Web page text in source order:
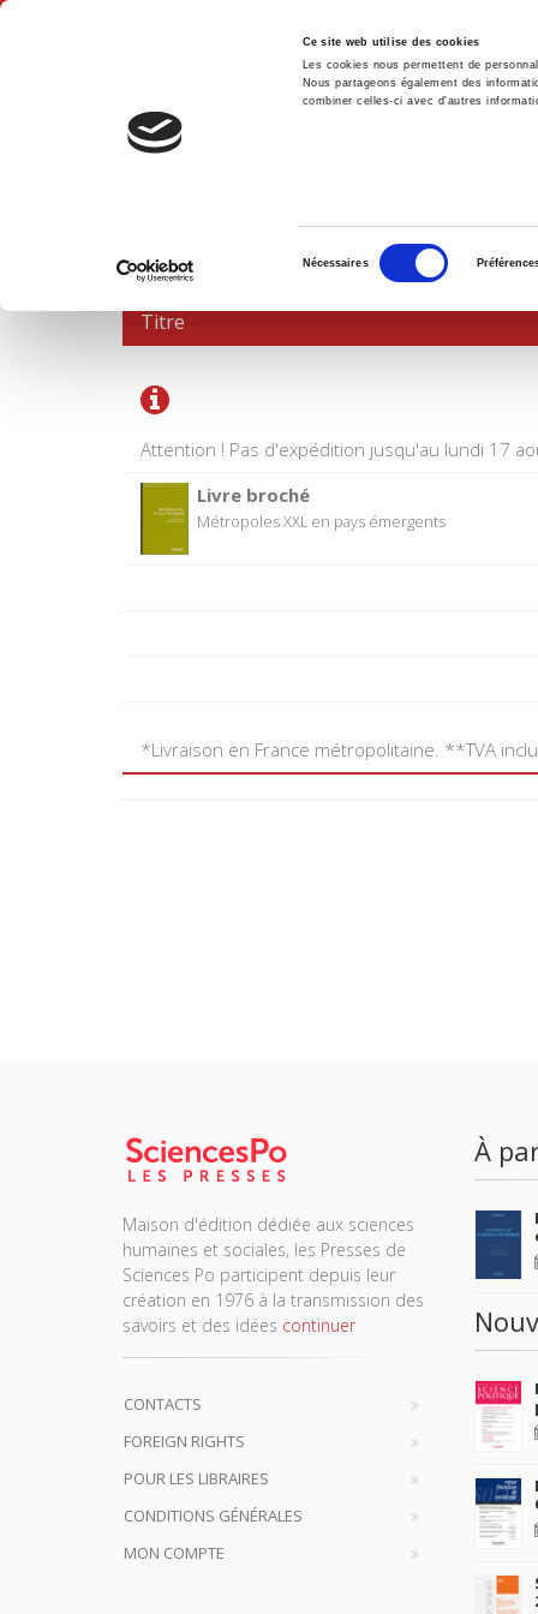
Ce site web utilise des cookies
Les cookies nous permettent de
Nous partageons également des
combiner celles-ci avec d'autres
consentement
Nécessaires
PANIER D'ACHATS
Attention ! Pas d'expédition jusqu'au lundi 17
Titre
Livre broché
Métropoles XXL en pays émergents
*Livraison en France métropolitaine. **TVA
Maison d'édition dédiée aux sciences
humaines et sociales, les Presses de
Sciences Po participent depuis leur
création en 1976 à la transmission des
savoirs et des idées continuer
CONTACTS
FOREIGN RIGHTS
POUR LES LIBRAIRES
CONDITIONS GÉNÉRALES
MON COMPTE
À